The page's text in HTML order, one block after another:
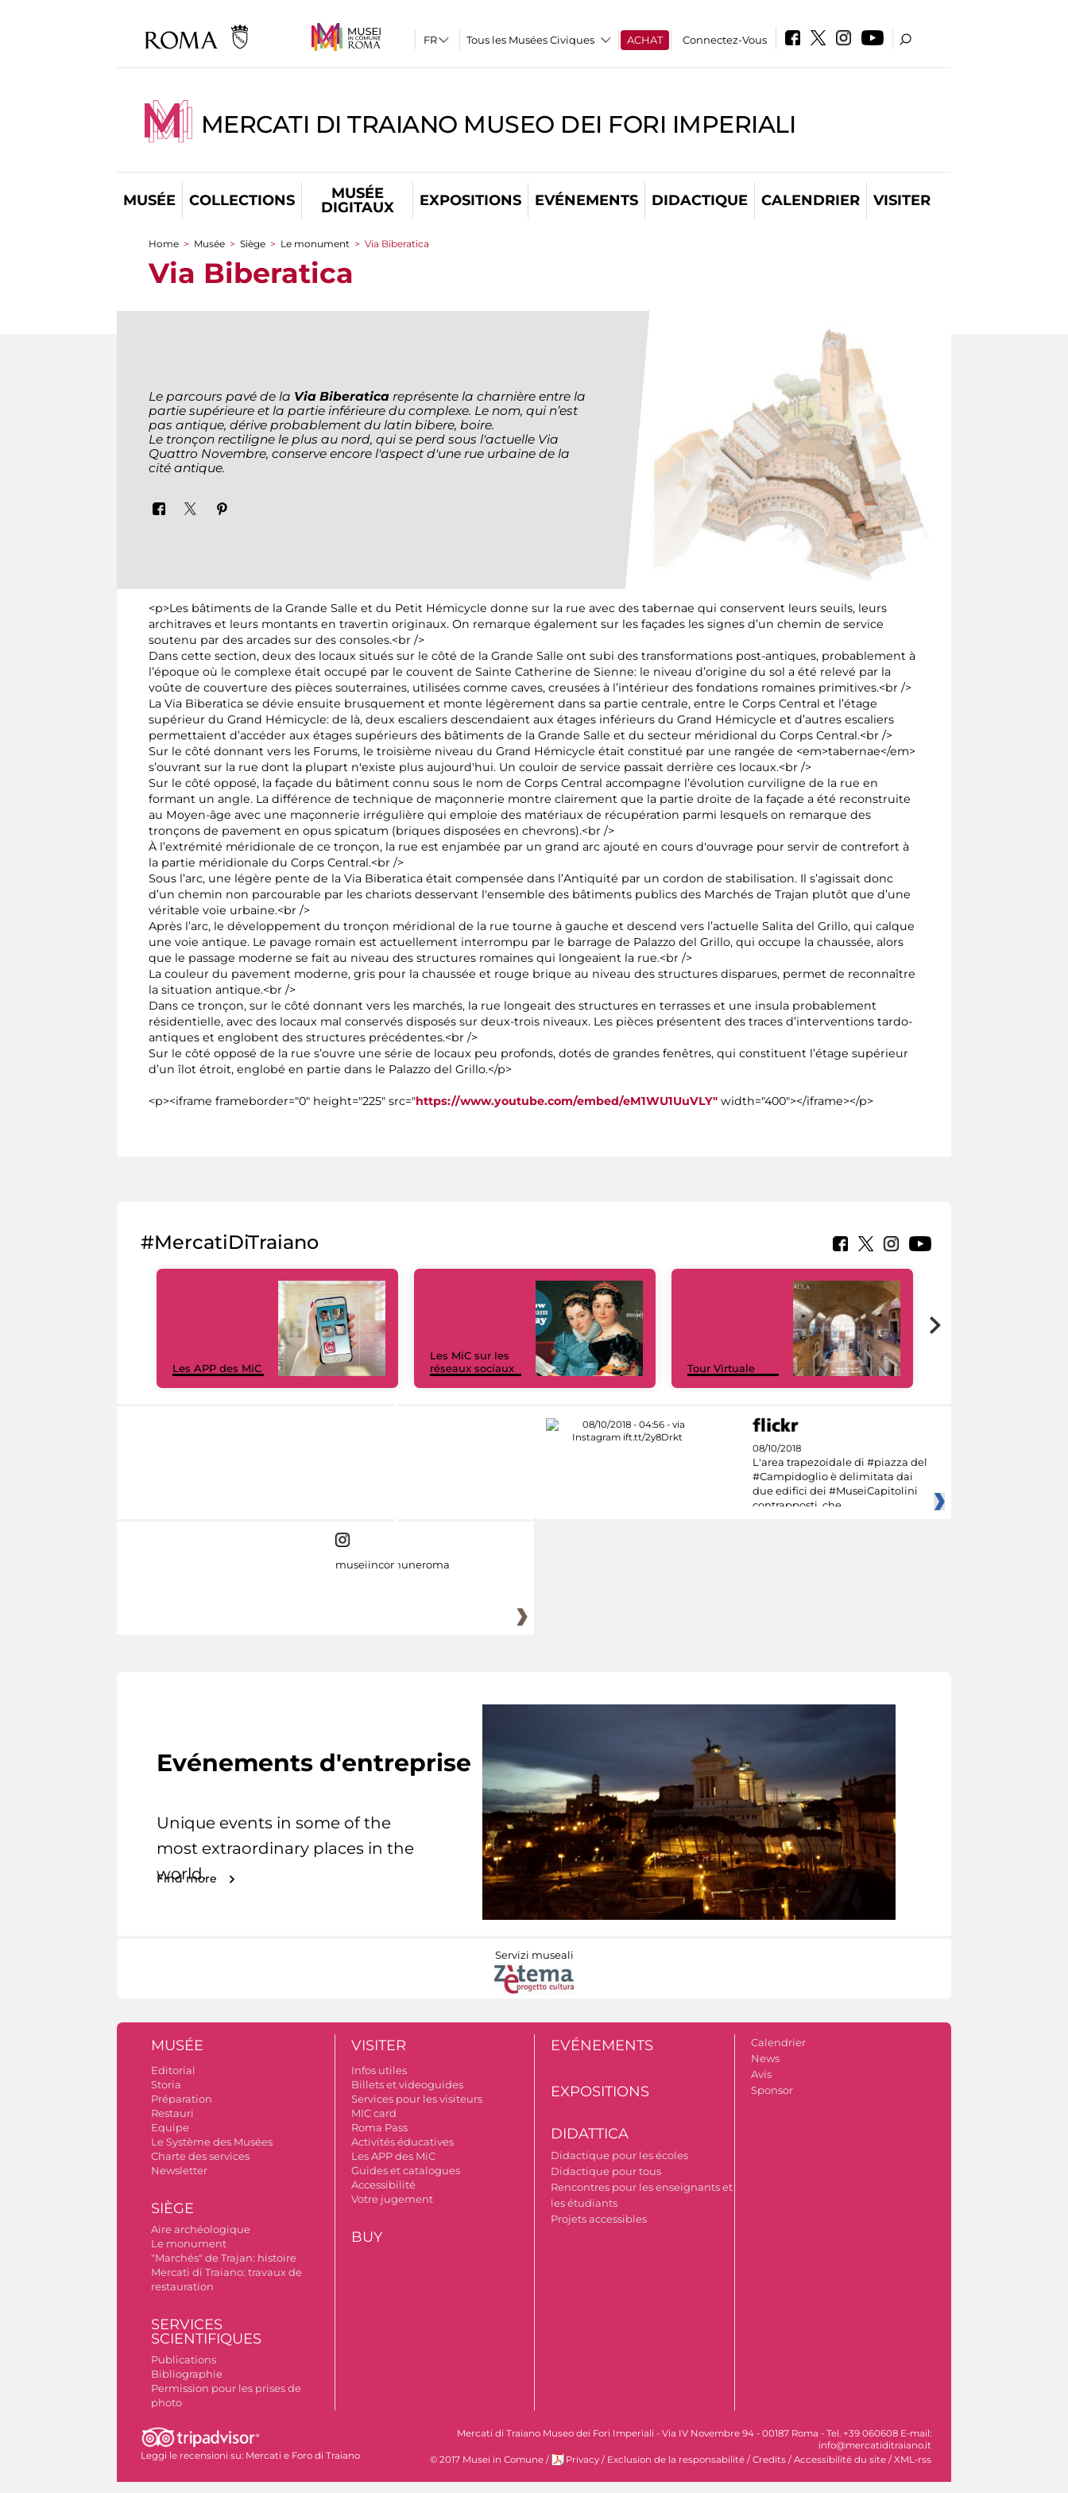
Tous les Musées Civiques ACHAT Connectez-Vous
MERCATI DI TRAIANO MUSEO DEI FORI IMPERIALI
MUSÉE COLLECTIONS
MUSÉE
DIGITAUX
EXPOSITIONS EVÉNEMENTS DIDACTIQUE CALENDRIER VISITER
You are here
Home > Musée > Siège > Le monument > Via Biberatica
Via Biberatica
Le parcours pavé de la Via Biberatica représente la charnière entre la
partie supérieure et la partie inférieure du complexe. Le nom, qui n’est
pas antique, dérive probablement du latin bibere, boire.
Le tronçon rectiligne le plus au nord, qui se perd sous l'actuelle Via
Quattro Novembre, conserve encore l'aspect d'une rue urbaine de la
cité antique.
<p>Les bâtiments de la Grande Salle et du Petit Hémicycle donne sur la rue avec des tabernae qui conservent leurs seuils, leurs
architraves et leurs montants en travertin originaux. On remarque également sur les façades les signes d’un chemin de service
soutenu par des arcades sur des consoles.<br />
Dans cette section, deux des locaux situés sur le côté de la Grande Salle ont subi des transformations post-antiques, probablement à
l’époque où le complexe était occupé par le couvent de Sainte Catherine de Sienne: le niveau d’origine du sol a été relevé par la
voûte de couverture des pièces souterraines, utilisées comme caves, creusées à l’intérieur des fondations romaines primitives.<br />
La Via Biberatica se dévie ensuite brusquement et monte légèrement dans sa partie centrale, entre le Corps Central et l’étage
supérieur du Grand Hémicycle: de là, deux escaliers descendaient aux étages inférieurs du Grand Hémicycle et d’autres escaliers
permettaient d’accéder aux étages supérieurs des bâtiments de la Grande Salle et du secteur méridional du Corps Central.<br />
Sur le côté donnant vers les Forums, le troisième niveau du Grand Hémicycle était constitué par une rangée de <em>tabernae</em>
s’ouvrant sur la rue dont la plupart n'existe plus aujourd'hui. Un couloir de service passait derrière ces locaux.<br />
Sur le côté opposé, la façade du bâtiment connu sous le nom de Corps Central accompagne l’évolution curviligne de la rue en
formant un angle. La différence de technique de maçonnerie montre clairement que la partie droite de la façade a été reconstruite
au Moyen-âge avec une maçonnerie irrégulière qui emploie des matériaux de récupération parmi lesquels on remarque des
tronçons de pavement en opus spicatum (briques disposées en chevrons).<br />
À l’extrémité méridionale de ce tronçon, la rue est enjambée par un grand arc ajouté en cours d'ouvrage pour servir de contrefort à
la partie méridionale du Corps Central.<br />
Sous l’arc, une légère pente de la Via Biberatica était compensée dans l’Antiquité par un cordon de stabilisation. Il s’agissait donc
d’un chemin non parcourable par les chariots desservant l'ensemble des bâtiments publics des Marchés de Trajan plutôt que d’une
véritable voie urbaine.<br />
Après l’arc, le développement du tronçon méridional de la rue tourne à gauche et descend vers l’actuelle Salita del Grillo, qui calque
une voie antique. Le pavage romain est actuellement interrompu par le barrage de Palazzo del Grillo, qui occupe la chaussée, alors
que le passage moderne se fait au niveau des structures romaines qui longeaient la rue.<br />
La couleur du pavement moderne, gris pour la chaussée et rouge brique au niveau des structures disparues, permet de reconnaître
la situation antique.<br />
Dans ce tronçon, sur le côté donnant vers les marchés, la rue longeait des structures en terrasses et une insula probablement
résidentielle, avec des locaux mal conservés disposés sur deux-trois niveaux. Les pièces présentent des traces d’interventions tardo-
antiques et englobent des structures précédentes.<br />
Sur le côté opposé de la rue s’ouvre une série de locaux peu profonds, dotés de grandes fenêtres, qui constituent l’étage supérieur
d’un îlot étroit, englobé en partie dans le Palazzo del Grillo.</p>
<p><iframe frameborder="0" height="225" src="https://www.youtube.com/embed/eM1WU1UuVLY" width="400"></iframe></p>
#MercatiDiTraiano
Les APP des MiC
Les MiC sur les
réseaux sociaux
Tour Virtuale
08/10/2018
L'area trapezoidale di #piazza del
#Campidoglio è delimitata dai
due edifici dei #MuseiCapitolini
contrapposti, che
museiincomuneroma
Evénements d'entreprise
Unique events in some of the
most extraordinary places in the
world.
Find more
Servizi museali
MUSÉE
Editorial
Storia
Préparation
Restauri
Equipe
Le Système des Musées
Charte des services
Newsletter
SIÈGE
Aire archéologique
Le monument
"Marchés" de Trajan: histoire
Mercati di Traiano: travaux de
restauration
SERVICES
SCIENTIFIQUES
Publications
Bibliographie
Permission pour les prises de
photo
VISITER
Infos utiles
Billets et videoguides
Services pour les visiteurs
MIC card
Roma Pass
Activités éducatives
Les APP des MiC
Guides et catalogues
Accessibilité
Votre jugement
BUY
EVÉNEMENTS
EXPOSITIONS
DIDATTICA
Didactique pour les écoles
Didactique pour tous
Rencontres pour les enseignants et
les étudiants
Projets accessibles
Calendrier
News
Avis
Sponsor
Leggi le recensioni su: Mercati e Foro di Traiano
Mercati di Traiano Museo dei Fori Imperiali - Via IV Novembre 94 - 00187 Roma - Tel. +39 060608 E-mail:
info@mercatiditraiano.it
© 2017 Musei in Comune / Privacy / Exclusion de la responsabilité / Credits / Accessibilité du site / XML-rss